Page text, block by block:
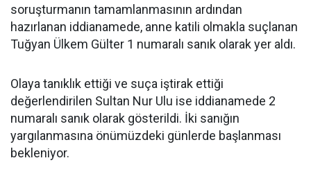
soruşturmanın tamamlanmasının ardından
hazırlanan iddianamede, anne katili olmakla suçlanan
Tuğyan Ülkem Gülter 1 numaralı sanık olarak yer aldı.
Olaya tanıklık ettiği ve suça iştirak ettiği
değerlendirilen Sultan Nur Ulu ise iddianamede 2
numaralı sanık olarak gösterildi. İki sanığın
yargılanmasına önümüzdeki günlerde başlanması
bekleniyor.